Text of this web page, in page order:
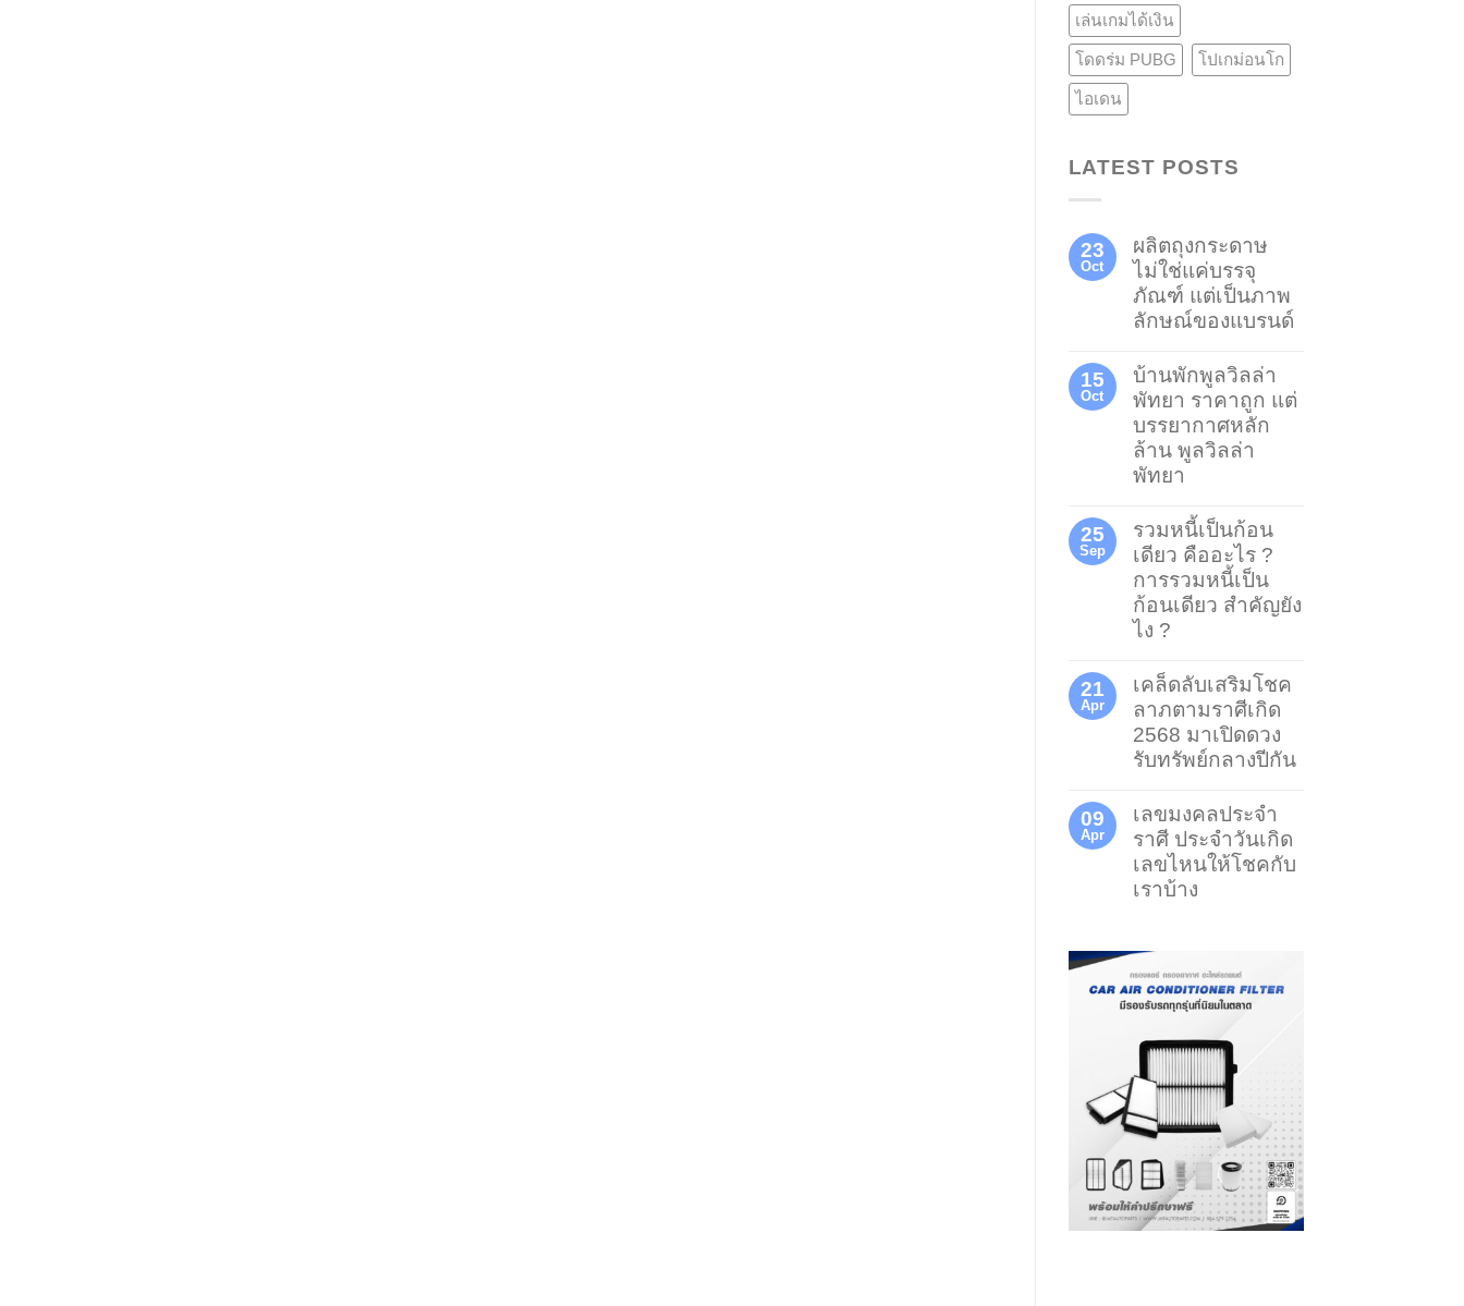
เล่นเกมได้เงิน
โดดร่ม PUBG โปเกม่อนโก
ไอเดน
LATEST POSTS
23
Oct
ผลิตถุงกระดาษ
ไม่ใช่แค่บรรจุ
ภัณฑ์ แต่เป็นภาพ
ลักษณ์ของแบรนด์
15
Oct
บ้านพักพูลวิลล่า
พัทยา ราคาถูก แต่
บรรยากาศหลัก
ล้าน พูลวิลล่า
พัทยา
25
Sep
รวมหนี้เป็นก้อน
เดียว คืออะไร ?
การรวมหนี้เป็น
ก้อนเดียว สำคัญยัง
ไง ?
21
Apr
เคล็ดลับเสริมโชค
ลาภตามราศีเกิด
2568 มาเปิดดวง
รับทรัพย์กลางปีกัน
09
Apr
เลขมงคลประจำ
ราศี ประจำวันเกิด
เลขไหนให้โชคกับ
เราบ้าง